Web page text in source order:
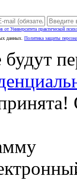
от Университета практической
данных. Политика защиты
будут